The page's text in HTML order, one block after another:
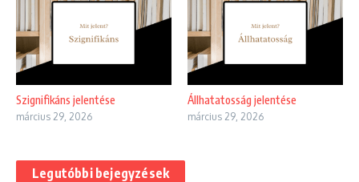
Szignifikáns jelentése
március 29, 2026
Állhatatosság jelentése
március 29, 2026
Legutóbbi bejegyzések